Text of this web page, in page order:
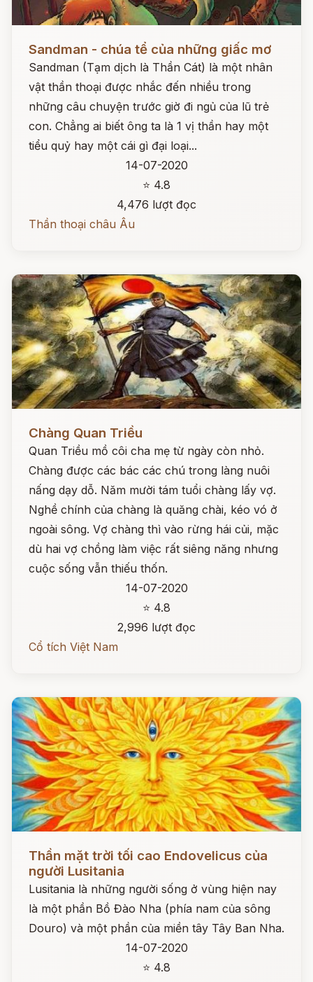
Sandman - chúa tể của những giấc mơ
Sandman (Tạm dịch là Thần Cát) là một nhân
vật thần thoại được nhắc đến nhiều trong
những câu chuyện trước giờ đi ngủ của lũ trẻ
con. Chẳng ai biết ông ta là 1 vị thần hay một
tiểu quỷ hay một cái gì đại loại...
14-07-2020
⭐ 4.8
4,476 lượt đọc
Thần thoại châu Âu
Chàng Quan Triều
Quan Triều mồ côi cha mẹ từ ngày còn nhỏ.
Chàng được các bác các chú trong làng nuôi
nấng dạy dỗ. Năm mười tám tuổi chàng lấy vợ.
Nghề chính của chàng là quăng chài, kéo vó ở
ngoài sông. Vợ chàng thì vào rừng hái củi, mặc
dù hai vợ chồng làm việc rất siêng năng nhưng
cuộc sống vẫn thiếu thốn.
14-07-2020
⭐ 4.8
2,996 lượt đọc
Cổ tích Việt Nam
Đọc ngay
Thần mặt trời tối cao Endovelicus của
người Lusitania
Lusitania là những người sống ở vùng hiện nay
là một phần Bồ Đào Nha (phía nam của sông
Douro) và một phần của miền tây Tây Ban Nha.
14-07-2020
⭐ 4.8